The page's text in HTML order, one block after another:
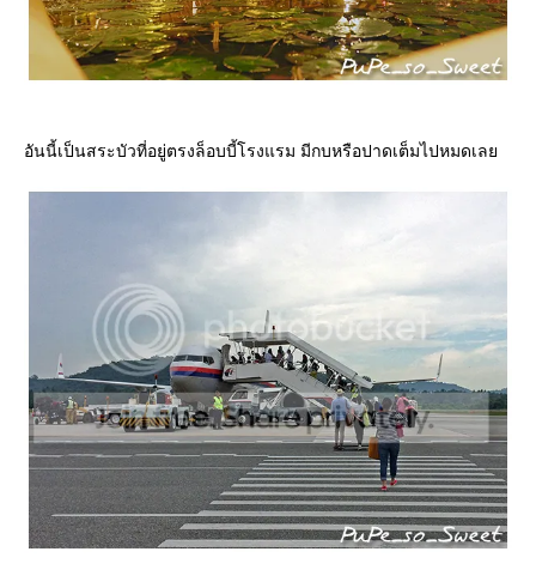
อันนี้เป็นสระบัวที่อยู่ตรงล็อบบี้โรงแรม มีกบหรือปาดเต็มไปหมดเล